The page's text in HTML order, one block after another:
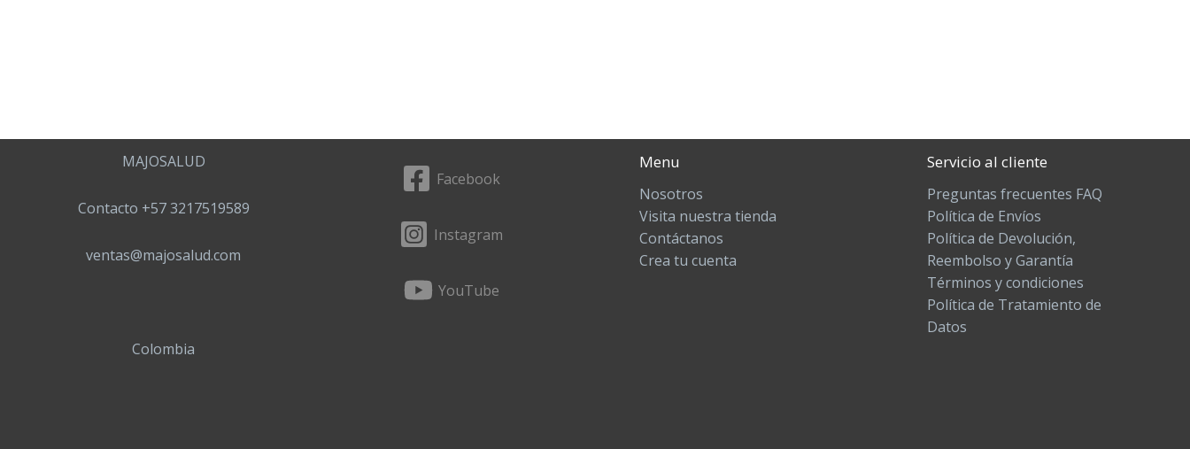
MAJOSALUD
Contacto +57 3217519589
ventas@majosalud.com
Colombia
Facebook
Instagram
YouTube
Menu
Nosotros
Visita nuestra tienda
Contáctanos
Crea tu cuenta
Servicio al cliente
Preguntas frecuentes FAQ
Política de Envíos
Política de Devolución,
Reembolso y Garantía
Términos y condiciones
Política de Tratamiento de
Datos